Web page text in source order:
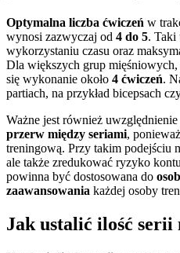
Optymalna liczba ćwiczeń w
wynosi zazwyczaj od 4 do 5. Taki
wykorzystaniu czasu oraz
Dla większych grup
się wykonanie około 4 ćwiczeń.
partiach, na przykład bicepsach
Ważne jest również uwzględnienie
przerw między seriami,
treningową. Przy takim podejściu
ale także zredukować ryzyko
powinna być dostosowana do
zaawansowania każdej osoby
Jak ustalić ilość serii